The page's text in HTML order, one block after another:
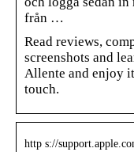
från …
Read reviews,
screenshots and
Allente and enjoy
touch.
http s://